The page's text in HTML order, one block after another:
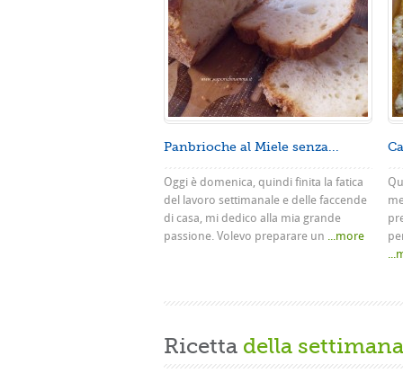
Panbrioche al Miele senza...
Oggi è domenica, quindi finita la fatica
del lavoro settimanale e delle faccende
di casa, mi dedico alla mia grande
passione. Volevo preparare un ...more
Ricetta della settimana